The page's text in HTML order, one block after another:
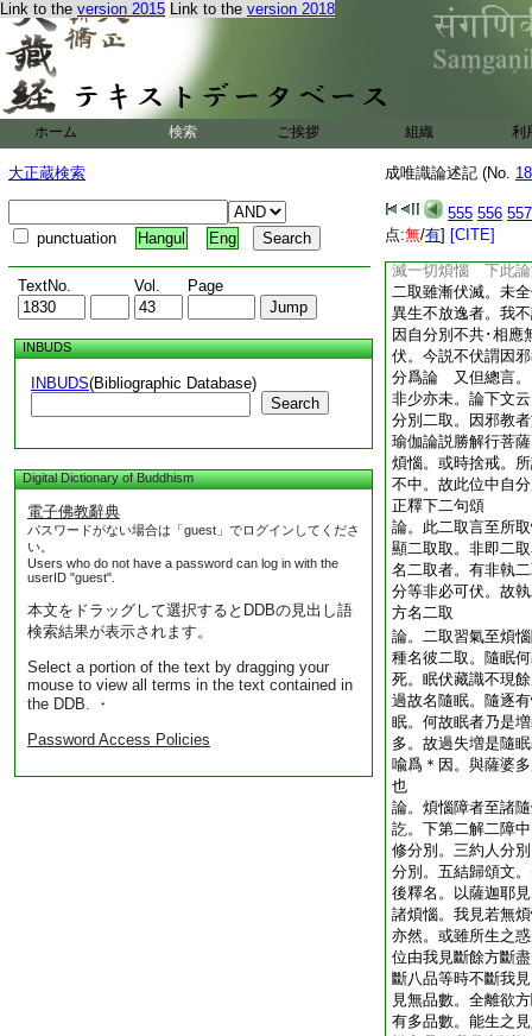
Link to the version 2015 Link to the version 2018
ホーム 検索 ご挨拶 組織 利
大正蔵検索
punctuation Hangul Eng
TextNo. Vol. Page
INBUDS
INBUDS(Bibliographic Database)
Search
Digital Dictionary of Buddhism
電子佛教辭典
パスワードがない場合は「guest」でログインしてくださ
い。
Users who do not have a password can log in with the
userID "guest".
本文をドラッグして選択するとDDBの見出し語
検索結果が表示されます。
Select a portion of the text by dragging your
mouse to view all terms in the text contained in
the DDB. ・
Password Access Policies
成唯識論述記 (No.
555 556 557
点:無/有] [CITE]
能行八相。然多起
觀。名多住外門。
也。亦不相違
論。故於二取至二
伏滅此二隨眠之力
問華嚴經第十卷解
諸煩惱。永盡無有
正法。云何此言未
邪教･邪師所起不共
非盡一切自分別生
説佛法功力能滅一
滅一切煩惱 下此論
二取雖漸伏滅。未
異生不放逸者。我
因自分別不共･相應
伏。今説不伏謂因
分爲論 又但總言。
非少亦未。論下文
分別二取。因邪教
瑜伽論説勝解行菩
煩惱。或時捨戒。
不中。故此位中自
正釋下二句頌
論。此二取言至所
顯二取取。非即二
名二取者。有非執
分等非必可伏。故
方名二取
論。二取習氣至煩
種名彼二取。隨眠
死。眠伏藏識不現
過故名隨眠。隨逐
眠。何故眠者乃是
多。故過失増是隨
喩爲＊因。與薩婆
也
論。煩惱障者至諸
訖。下第二解二障
修分別。三約人分
分別。五結歸頌文
後釋名。以薩迦耶
諸煩惱。我見若無
亦然。或雖所生之
位由我見斷餘方斷
斷八品等時不斷我
見無品數。全離欲
有多品數。能生之